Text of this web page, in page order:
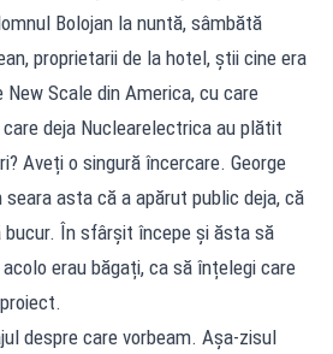
Bolojan la nuntă, sâmbătă
proprietarii de la hotel, știi cine era
Scale din America, cu care
deja Nuclearelectrica au plătit
Aveți o singură încercare. George
asta că a apărut public deja, că
bucur. În sfârșit începe și ăsta să
erau băgați, ca să înțelegi care
despre care vorbeam. Așa-zisul